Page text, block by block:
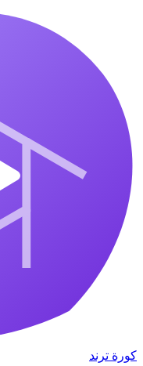
كورة ترند